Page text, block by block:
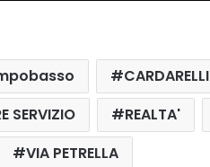
CARDARELLI
SERVIZIO REALTA'
VIA PETRELLA